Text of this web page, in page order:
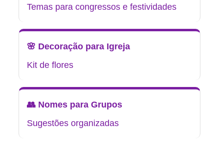
Temas para congressos e festividades
🌸 Decoração para Igreja
Kit de flores
👥 Nomes para Grupos
Sugestões organizadas